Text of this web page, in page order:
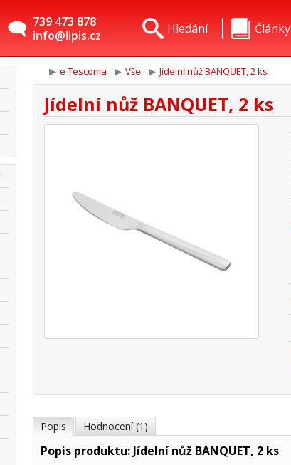
739 473 878
info@lipis.cz
Články
Hledání
e Tescoma Vše Jídelní nůž BANQUET, 2 ks
Jídelní nůž BANQUET, 2 ks
Popis Hodnocení (1)
Popis produktu: Jídelní nůž BANQUET, 2 ks